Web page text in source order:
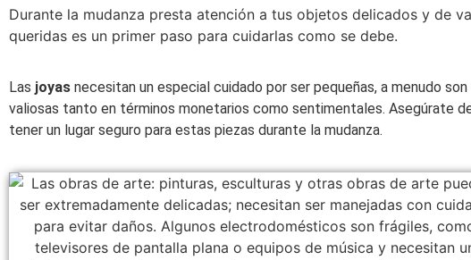
Durante la mudanza presta atención a tus objetos delicados y de
queridas es un primer paso para cuidarlas como se debe.
Las joyas necesitan un especial cuidado por ser pequeñas, a menudo son
valiosas tanto en términos monetarios como sentimentales. Asegúrate
tener un lugar seguro para estas piezas durante la mudanza.